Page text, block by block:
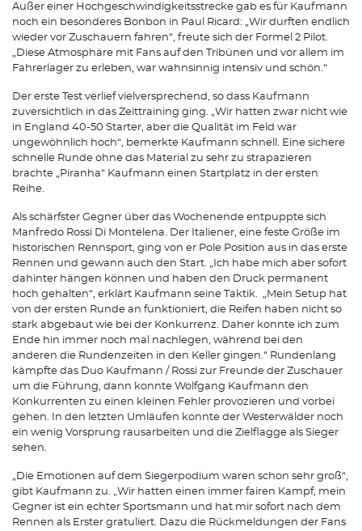
Außer einer Hochgeschwindigkeitsstrecke gab es für Kaufmann
noch ein besonderes Bonbon in Paul Ricard: „Wir durften endlich
wieder vor Zuschauern fahren“, freute sich der Formel 2 Pilot.
„Diese Atmosphäre mit Fans auf den Tribünen und vor allem im
Fahrerlager zu erleben, war wahnsinnig intensiv und schön.“
Der erste Test verlief vielversprechend, so dass Kaufmann
zuversichtlich in das Zeittraining ging. „Wir hatten zwar nicht wie
in England 40-50 Starter, aber die Qualität im Feld war
ungewöhnlich hoch“, bemerkte Kaufmann schnell. Eine sichere
schnelle Runde ohne das Material zu sehr zu strapazieren
brachte „Piranha“ Kaufmann einen Startplatz in der ersten
Reihe.
Als schärfster Gegner über das Wochenende entpuppte sich
Manfredo Rossi Di Montelena. Der Italiener, eine feste Größe im
historischen Rennsport, ging von er Pole Position aus in das erste
Rennen und gewann auch den Start. „Ich habe mich aber sofort
dahinter hängen können und haben den Druck permanent
hoch gehalten“, erklärt Kaufmann seine Taktik. „Mein Setup hat
von der ersten Runde an funktioniert, die Reifen haben nicht so
stark abgebaut wie bei der Konkurrenz. Daher konnte ich zum
Ende hin immer noch mal nachlegen, während bei den
anderen die Rundenzeiten in den Keller gingen.“ Rundenlang
kämpfte das Duo Kaufmann / Rossi zur Freunde der Zuschauer
um die Führung, dann konnte Wolfgang Kaufmann den
Konkurrenten zu einen kleinen Fehler provozieren und vorbei
gehen. In den letzten Umläufen konnte der Westerwälder noch
ein wenig Vorsprung rausarbeiten und die Zielflagge als Sieger
sehen.
„Die Emotionen auf dem Siegerpodium waren schon sehr groß“,
gibt Kaufmann zu. „Wir hatten einen immer fairen Kampf, mein
Gegner ist ein echter Sportsmann und hat mir sofort nach dem
Rennen als Erster gratuliert. Dazu die Rückmeldungen der Fans